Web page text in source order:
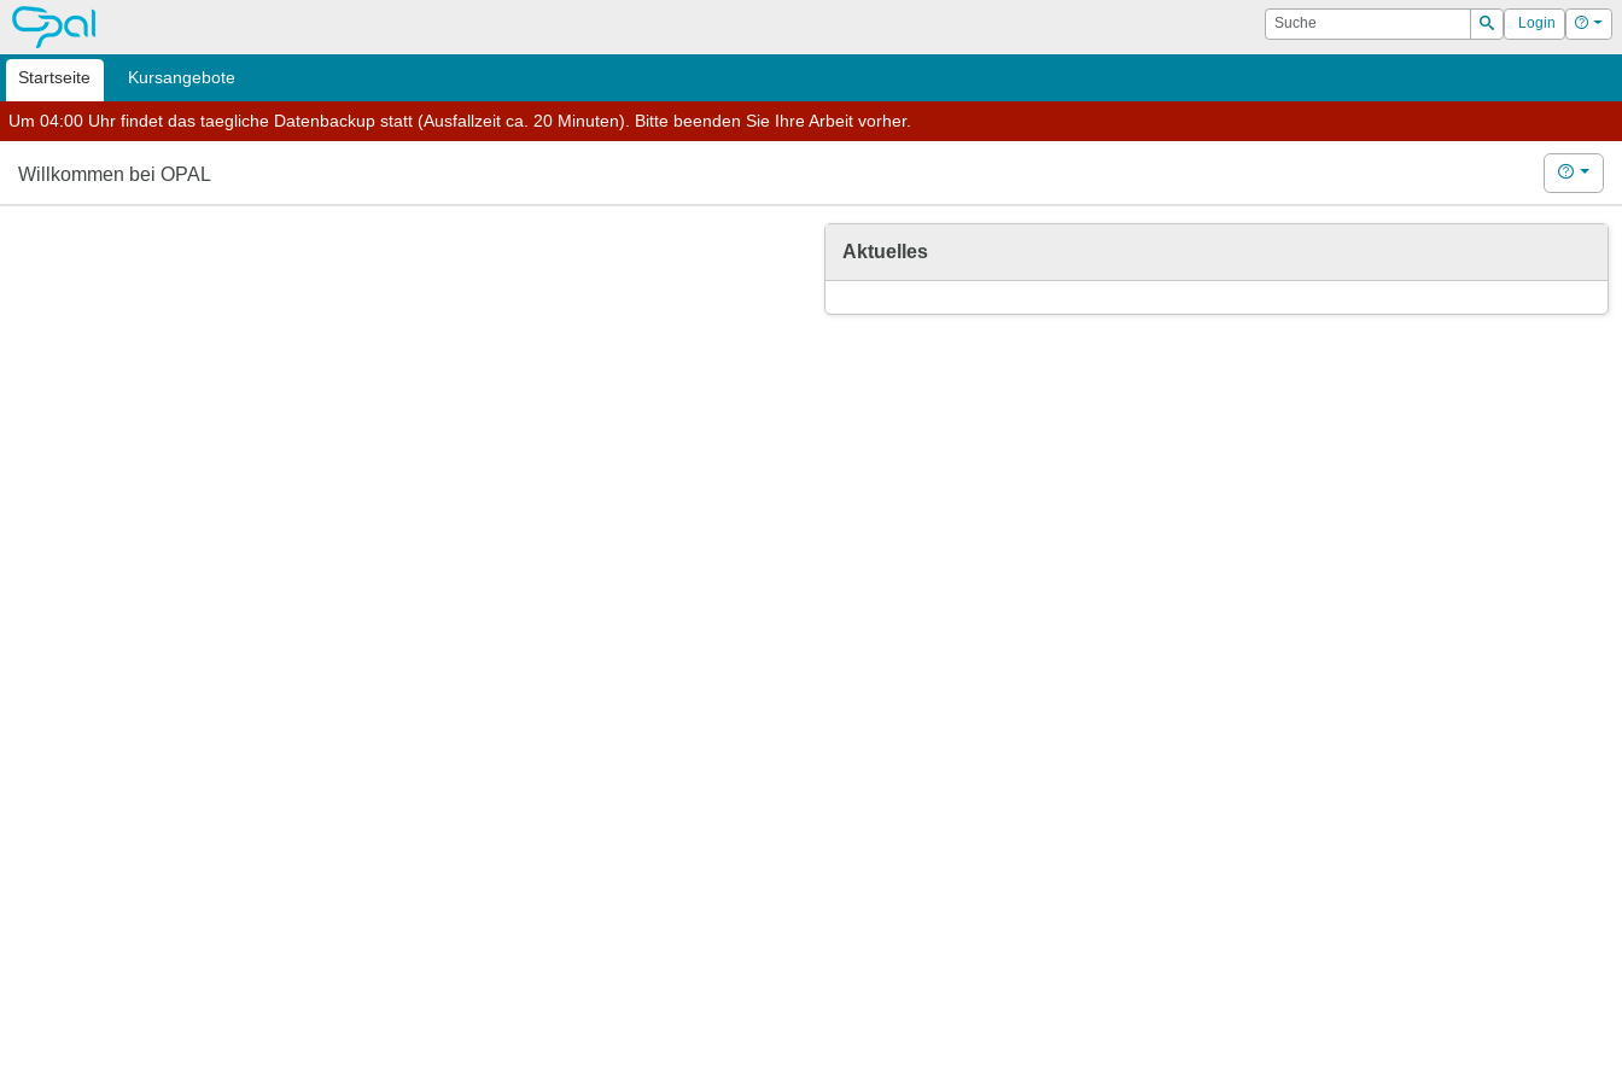
OPAL Suche
Suchen
Login Hilfe
Startseite Kursangebote
Um 04:00 Uhr findet das taegliche Datenbackup statt (Ausfallzeit ca. 20 Minuten). Bitte beenden Sie Ihre Arbeit vorher.
Willkommen bei OPAL Hilfe
Aktuelles